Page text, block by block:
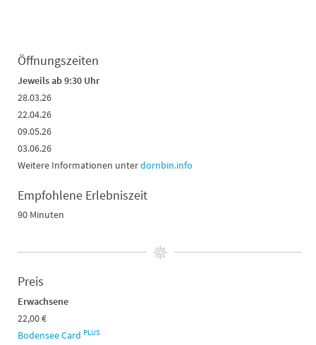
Öffnungszeiten
Jeweils ab 9:30 Uhr
28.03.26
22.04.26
09.05.26
03.06.26
Weitere Informationen unterdornbin.info
Empfohlene Erlebniszeit
90 Minuten
Preis
Erwachsene
22,00 €
Bodensee Card PLUS